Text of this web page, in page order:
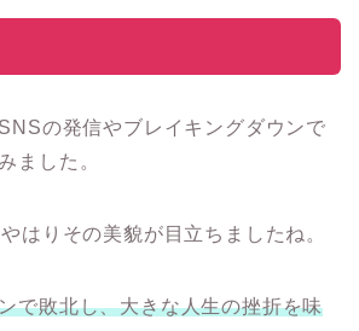
の発信やブレイキングダウンで
ました。
はりその美貌が目立ちましたね。
で敗北し、大きな人生の挫折を味